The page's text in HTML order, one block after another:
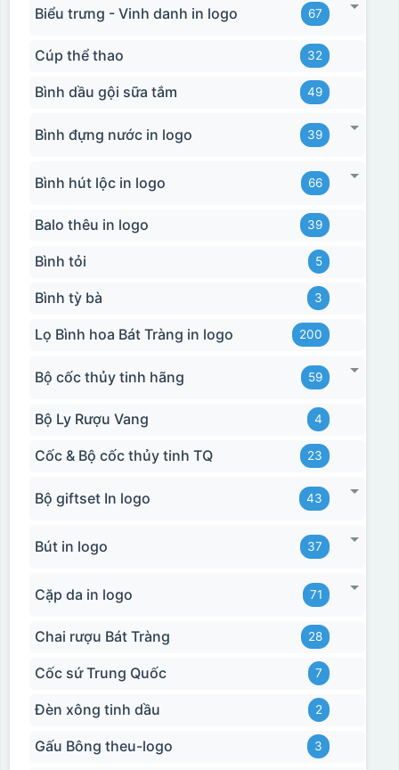
Biểu trưng - Vinh danh in logo 67
Cúp thể thao 32
Bình dầu gội sữa tắm 49
Bình đựng nước in logo 39
Bình hút lộc in logo 66
Balo thêu in logo 39
Bình tỏi 5
Bình tỳ bà 3
Lọ Bình hoa Bát Tràng in logo 200
Bộ cốc thủy tinh hãng 59
Bộ Ly Rượu Vang 4
Cốc & Bộ cốc thủy tinh TQ 23
Bộ giftset In logo 43
Bút in logo 37
Cặp da in logo 71
Chai rượu Bát Tràng 28
Cốc sứ Trung Quốc 7
Đèn xông tinh dầu 2
Gấu Bông theu-logo 3